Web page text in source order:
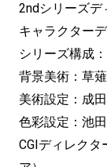
2ndシリーズデ
キャラクター
シリーズ構成
背景美術：草薙
美術設定：成
色彩設定：池
CGIディレク